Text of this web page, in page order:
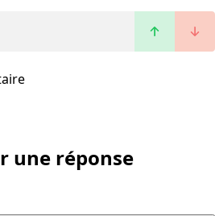
une réponse